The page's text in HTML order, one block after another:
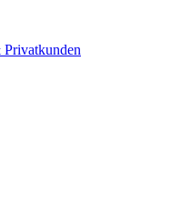
Privatkunden